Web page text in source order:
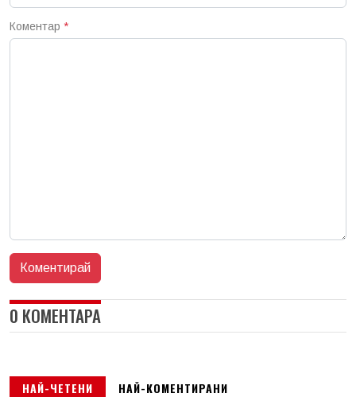
Коментар *
0 КОМЕНТАРА
НАЙ-ЧЕТЕНИ НАЙ-КОМЕНТИРАНИ